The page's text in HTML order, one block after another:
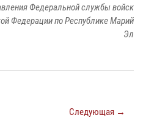
Федеральной службы войск
Федерации по Республике Марий
Эл
Следующая →